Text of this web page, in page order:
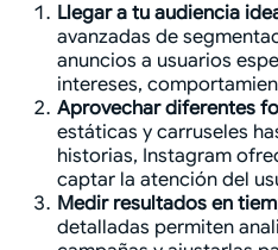
Llegar a tu audiencia
avanzadas de
anuncios a usuarios
intereses,
Aprovechar diferentes
estáticas y carruseles
historias, Instagram
captar la atención del
Medir resultados en
detalladas permiten